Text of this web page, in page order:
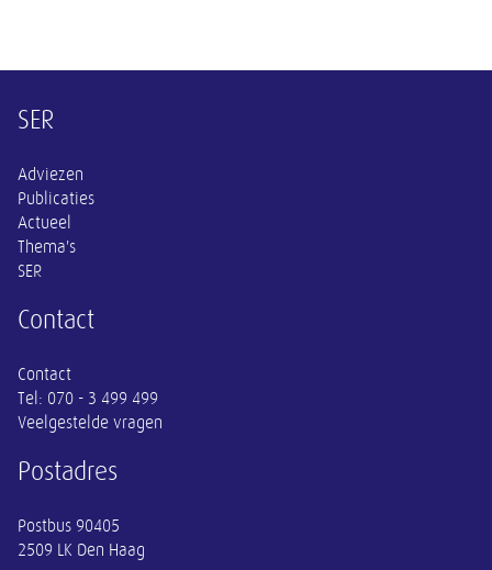
Overige informatie
SER
Adviezen
Publicaties
Actueel
Thema's
SER
Contact
Contact
Tel: 070 - 3 499 499
Veelgestelde vragen
Postadres
Postbus 90405
2509 LK Den Haag